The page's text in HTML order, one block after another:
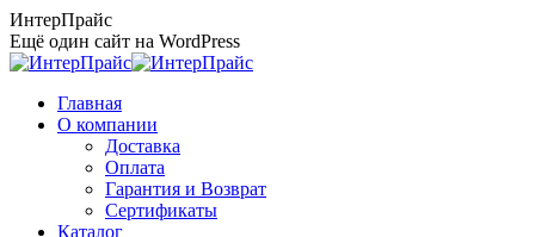
Перейти
к
содержанию
ИнтерПрайс
Ещё один сайт на WordPress
Главная
О компании
Доставка
Оплата
Гарантия и Возврат
Сертификаты
Каталог